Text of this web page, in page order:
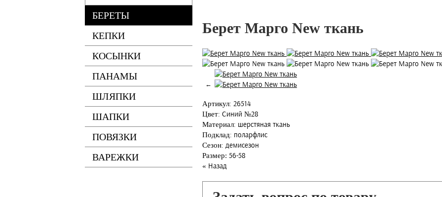
БЕРЕТЫ
КЕПКИ
КОСЫНКИ
ПАНАМЫ
ШЛЯПКИ
ШАПКИ
ПОВЯЗКИ
ВАРЕЖКИ
Берет Марго New ткань
←
Артикул: 26514
Цвет: Синий №28
Материал: шерстяная ткань
Подклад: поларфлис
Сезон: демисезон
Размер: 56-58
« Назад